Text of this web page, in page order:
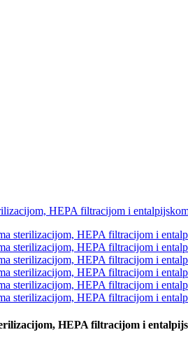
HEPA filtracijom i